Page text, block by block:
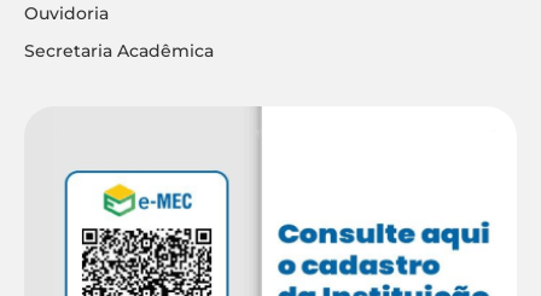
Ouvidoria
Secretaria Acadêmica